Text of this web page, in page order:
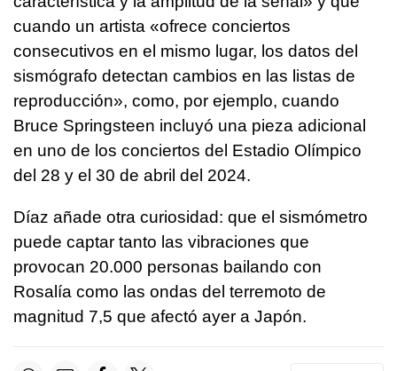
cuando un artista «ofrece conciertos
consecutivos en el mismo lugar, los datos del
sismógrafo detectan cambios en las listas de
reproducción», como, por ejemplo, cuando
Bruce Springsteen incluyó una pieza adicional
en uno de los conciertos del Estadio Olímpico
del 28 y el 30 de abril del 2024.
Díaz añade otra curiosidad: que el sismómetro
puede captar tanto las vibraciones que
provocan 20.000 personas bailando con
Rosalía como las ondas del terremoto de
magnitud 7,5 que afectó ayer a Japón.